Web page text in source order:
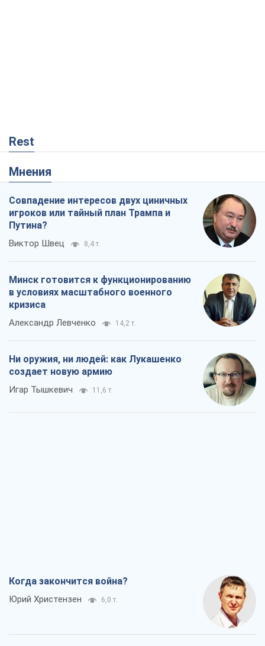
Rest
Мнения
Совпадение интересов двух циничных
игроков или тайный план Трампа и
Путина?
Виктор Швец 8,4 т.
Минск готовится к функционированию
в условиях масштабного военного
кризиса
Александр Левченко 14,2 т.
Ни оружия, ни людей: как Лукашенко
создает новую армию
Игар Тышкевич 11,6 т.
Когда закончится война?
Юрий Христензен 6,0 т.